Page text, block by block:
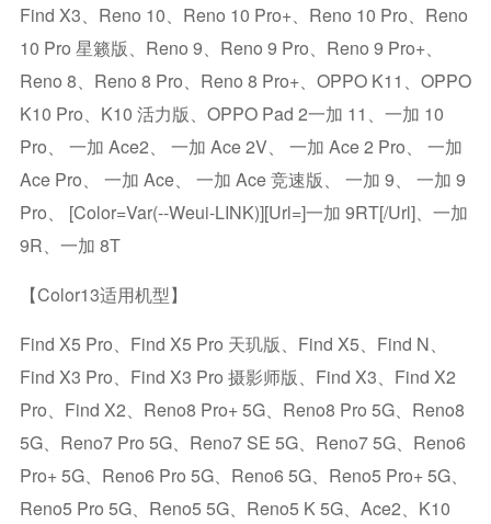
Find X3、Reno 10、Reno 10 Pro+、Reno 10 Pro、Reno
10 Pro 星籁版、Reno 9、Reno 9 Pro、Reno 9 Pro+、
Reno 8、Reno 8 Pro、Reno 8 Pro+、OPPO K11、OPPO
K10 Pro、K10 活力版、OPPO Pad 2一加 11、一加 10
Pro、 一加 Ace2、 一加 Ace 2V、 一加 Ace 2 Pro、 一加
Ace Pro、 一加 Ace、 一加 Ace 竞速版、 一加 9、 一加 9
Pro、 [color=var(--weui-LINK)][url=]一加 9RT[/url]、一加
9R、一加 8T
【Color13适用机型】
Find X5 Pro、Find X5 Pro 天玑版、Find X5、Find N、
Find X3 Pro、Find X3 Pro 摄影师版、Find X3、Find X2
Pro、Find X2、Reno8 Pro+ 5G、Reno8 Pro 5G、Reno8
5G、Reno7 Pro 5G、Reno7 SE 5G、Reno7 5G、Reno6
Pro+ 5G、Reno6 Pro 5G、Reno6 5G、Reno5 Pro+ 5G、
Reno5 Pro 5G、Reno5 5G、Reno5 K 5G、Ace2、K10